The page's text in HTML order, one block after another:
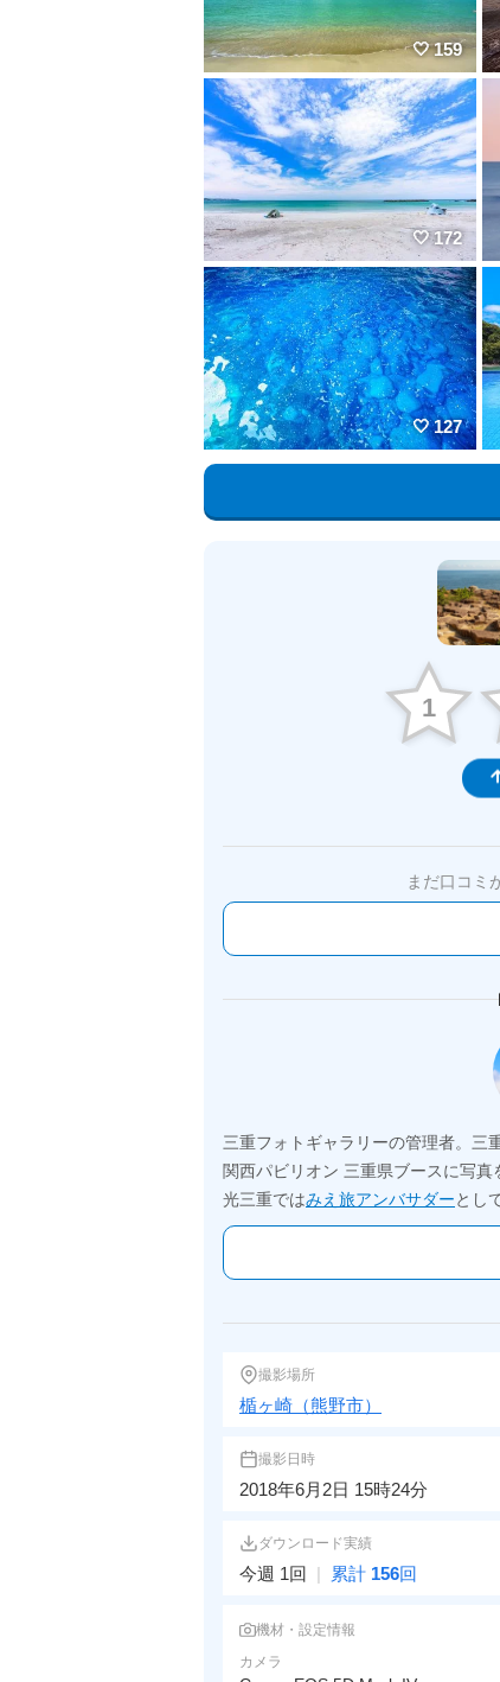
159
172
127
1
まだ口コミ
三重フォトギャラリーの管理者。三
関西パビリオン 三重県ブースに写真
光三重ではみえ旅アンバサダーとし
撮影場所
楯ヶ崎（熊野市）
撮影日時
2018年6月2日 15時24分
ダウンロード実績
今週 1回 | 累計 156回
機材・設定情報
カメラ